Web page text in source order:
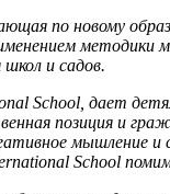
по новому
методики
и садов.
School, дает
позиция и
School